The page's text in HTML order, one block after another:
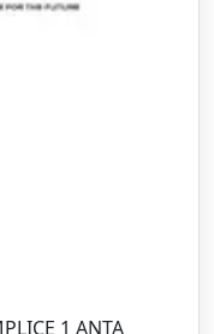
1 ANTA